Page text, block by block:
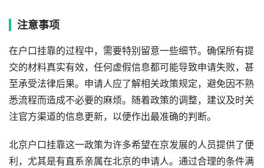
注意事项
在户口挂靠的过程中，需要特别留意一些细节。确保所有提
交的材料真实有效，任何虚假信息都可能导致申请失败，甚
至承受法律后果。申请人应了解相关政策规定，避免因不熟
悉流程而造成不必要的麻烦。随着政策的调整，建议及时关
注官方渠道的信息更新，以便作出最准确的判断。
北京户口挂靠这一政策为许多希望在京发展的人员提供了便
利，尤其是有直系亲属在北京的申请人。通过合理的条件满